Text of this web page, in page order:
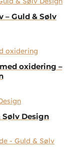
– Guld & Sølv
oxidering –
Design